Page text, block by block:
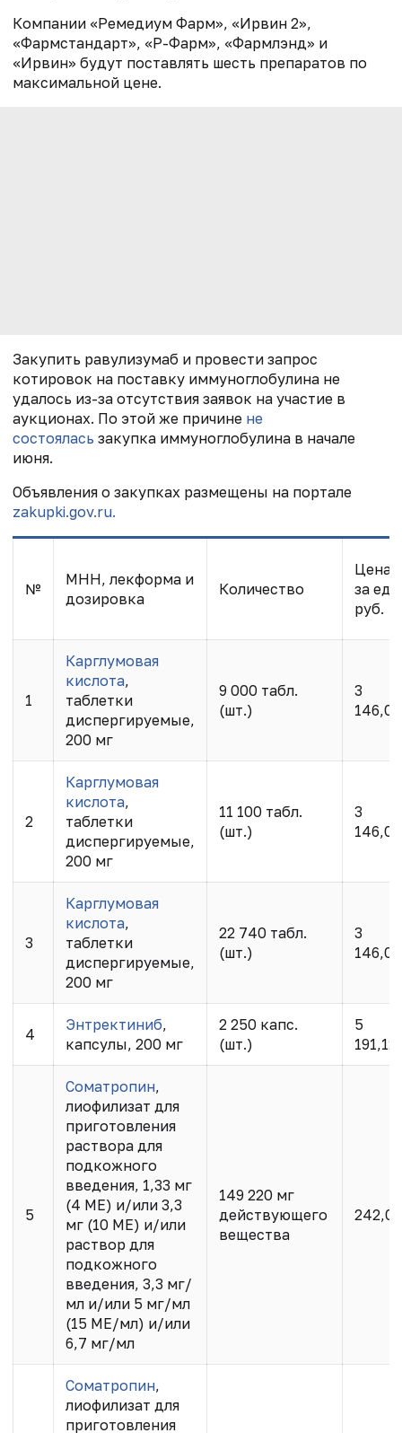
Компании «Ремедиум Фарм», «Ирвин 2»,
«Фармстандарт», «Р-Фарм», «Фармлэнд» и
«Ирвин» будут поставлять шесть препаратов по
максимальной цене.
Закупить равулизумаб и провести запрос
котировок на поставку иммуноглобулина не
удалось из-за отсутствия заявок на участие в
аукционах. По этой же причине не
состоялась закупка иммуноглобулина в начале
июня.
Объявления о закупках размещены на портале
zakupki.gov.ru.
№
МНН, лекформа и
дозировка
Количество
Цена
за ед.,
руб.
1
Карглумовая
кислота,
таблетки
диспергируемые,
200 мг
9 000 табл.
(шт.)
3
146,00
2
Карглумовая
кислота,
таблетки
диспергируемые,
200 мг
11 100 табл.
(шт.)
3
146,00
3
Карглумовая
кислота,
таблетки
диспергируемые,
200 мг
22 740 табл.
(шт.)
3
146,00
4
Энтректиниб,
капсулы, 200 мг
2 250 капс.
(шт.)
5
191,12
5
Соматропин,
лиофилизат для
приготовления
раствора для
подкожного
введения, 1,33 мг
(4 МЕ) и/или 3,3
мг (10 МЕ) и/или
раствор для
подкожного
введения, 3,3 мг/
мл и/или 5 мг/мл
(15 МЕ/мл) и/или
6,7 мг/мл
149 220 мг
действующего
вещества
242,00
Соматропин,
лиофилизат для
приготовления